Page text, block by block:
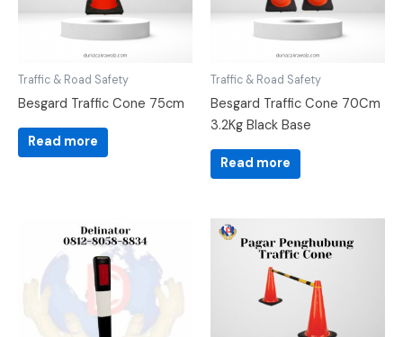
Traffic & Road Safety
Besgard Traffic Cone 75cm
Read more
Traffic & Road Safety
Besgard Traffic Cone 70Cm
3.2Kg Black Base
Read more